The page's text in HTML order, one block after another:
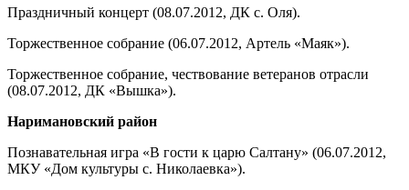
Праздничный концерт (08.07.2012, ДК с. Оля).
Торжественное собрание (06.07.2012, Артель «Маяк»).
Торжественное собрание, чествование ветеранов отрасли
(08.07.2012, ДК «Вышка»).
Наримановский район
Познавательная игра «В гости к царю Салтану» (06.07.2012,
МКУ «Дом культуры с. Николаевка»).